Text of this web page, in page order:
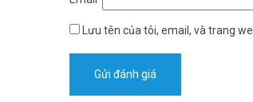
– 04 máy nhánh di động: hệ thống
Lưu tên của tôi, email, và trang